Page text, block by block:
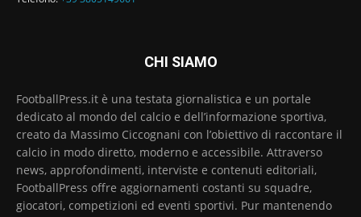
CHI SIAMO
FootballPress.it è una testata giornalistica e un portale
dedicato al mondo del calcio e dell’informazione sportiva,
creato da Massimo Ciccognani con l’obiettivo di raccontare il
calcio in modo diretto, moderno e accessibile. Attraverso
news, approfondimenti, interviste e contenuti editoriali,
FootballPress offre aggiornamenti costanti su squadre,
giocatori, competizioni ed eventi sportivi. Pur mantenendo